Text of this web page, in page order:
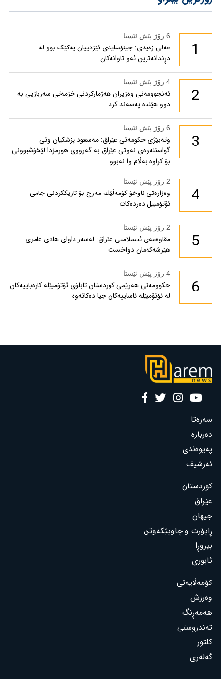
1
6 رۆژ پێش ئێستا
عەلی زەیدی: جینۆسایدی ئێزدییان یەکێک بوو لە
دڕندانەترین ئەو تاوانەکان
2
4 رۆژ پێش ئێستا
ئەنجوومەنی وەزیران هەژمارکردنی خزمەتی سەربازیی بە
دوو هێندە پەسەند کرد
3
6 رۆژ پێش ئێستا
وتەبێژی حکومەتی عێراق: مەسعود پزشكیان وتی
گواستنەوەی نەوتی عێراق بە گەرووی هورمزدا لێخۆشبوونی
بۆ كراوە بەڵام وا نەبوو
4
2 رۆژ پێش ئێستا
وەزارەتی ناوخۆ كۆمەڵێك مەرج بۆ تاریككردنی جامی
ئۆتۆمبیل دەردەكات
5
2 رۆژ پێش ئێستا
مقاوەمەی ئیسلامیی عێراق: لەسەر داوای هادی عامری
هێرشەکەمان دواخست
6
4 رۆژ پێش ئێستا
حکوومەتی هەرێمی کوردستان تابلۆی ئۆتۆمبێلە کارەباییەکان
لە ئۆتۆمبێلە ئاساییەکان جیا دەکاتەوە
سەرەتا
دەربارە
پەیوەندی
ئەرشیف
کوردستان
عێراق
جیهان
ڕاپۆرت و چاوپێکەوتن
بیروڕا
ئابوری
کۆمەڵایەتی
وەرزش
هەمەڕنگ
تەندروستی
کلتور
گەلەری